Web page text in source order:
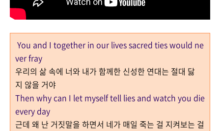
You and I together in our lives sacred ties would ne
ver fray
우리의 삶 속에 너와 내가 함께한 신성한 연대는 절대 닳
지 않을 거야
Then why can I let myself tell lies and watch you die
every day
근데 왜 난 거짓말을 하면서 네가 매일 죽는 걸 지켜보는 걸